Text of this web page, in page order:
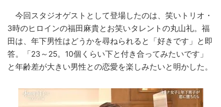
今回スタジオゲストとして登場したのは、笑いトリオ・
3時のヒロインの福田麻貴とお笑いタレントの丸山礼。福
田は、年下男性はどうかを尋ねられると「好きです」と即
答。「23～25。10個くらい下と付き合ってみたいです」
と年齢差が大きい男性との恋愛を楽しみたいと明かした。